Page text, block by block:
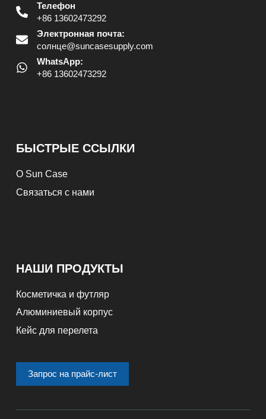
Телефон
+86 13602473292
Электронная почта:
солнце@suncasesupply.com
WhatsApp:
+86 13602473292
БЫСТРЫЕ ССЫЛКИ
О Sun Case
Связаться с нами
НАШИ ПРОДУКТЫ
Косметичка и футляр
Алюминиевый корпус
Кейс для перелета
Запрос на прайс-лист